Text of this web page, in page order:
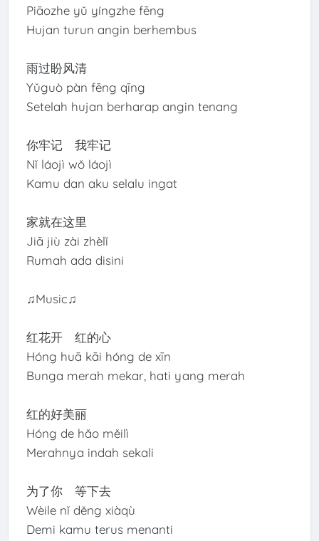
Piāozhe yǔ yíngzhe fēng
Hujan turun angin berhembus
雨过盼风清
Yǔguò pàn fēng qīng
Setelah hujan berharap angin tenang
你牢记 我牢记
Nǐ láojì wǒ láojì
Kamu dan aku selalu ingat
家就在这里
Jiā jiù zài zhèlǐ
Rumah ada disini
♫Music♫
红花开 红的心
Hóng huā kāi hóng de xīn
Bunga merah mekar, hati yang merah
红的好美丽
Hóng de hǎo měilì
Merahnya indah sekali
为了你 等下去
Wèile nǐ děng xiàqù
Demi kamu terus menanti